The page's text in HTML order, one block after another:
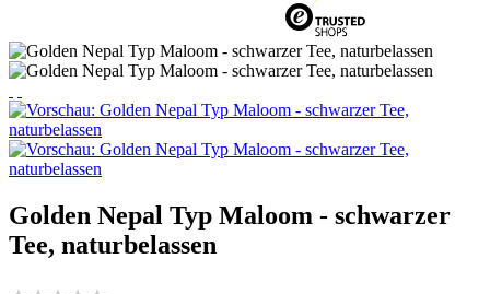
Golden Nepal Typ Maloom - schwarzer
Tee, naturbelassen